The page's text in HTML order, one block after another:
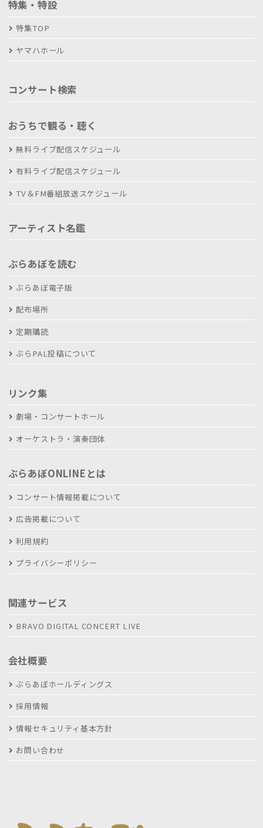
特集・特設
特集TOP
ヤマハホール
コンサート検索
おうちで観る・聴く
無料ライブ配信スケジュール
有料ライブ配信スケジュール
TV＆FM番組放送スケジュール
アーティスト名鑑
ぶらあぼを読む
ぶらあぼ電子版
配布場所
定期購読
ぶらPAL投稿について
リンク集
劇場・コンサートホール
オーケストラ・演奏団体
ぶらあぼONLINEとは
コンサート情報掲載について
広告掲載について
利用規約
プライバシーポリシー
関連サービス
BRAVO DIGITAL CONCERT LIVE
会社概要
ぶらあぼホールディングス
採用情報
情報セキュリティ基本方針
お問い合わせ